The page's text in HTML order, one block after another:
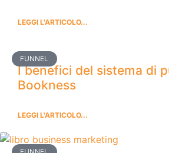
LEGGI L'ARTICOLO...
FUNNEL
I benefici del sistema di
Bookness
LEGGI L'ARTICOLO...